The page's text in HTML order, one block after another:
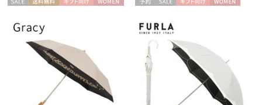
ル
料
ル